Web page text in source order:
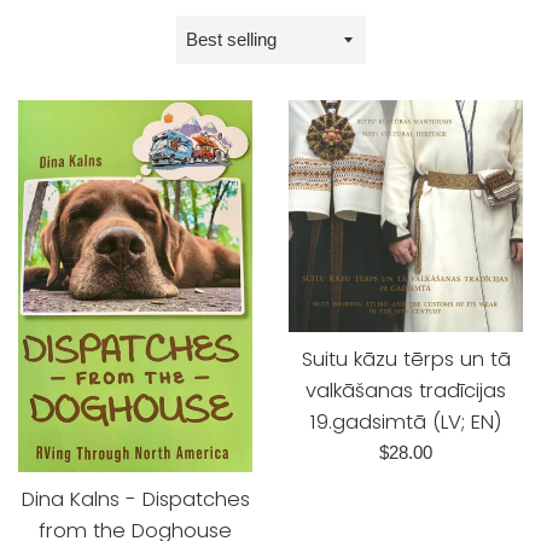
Sort
Dina Kalns - Dispatches
from the Doghouse
Suitu kāzu tērps un tā
valkāšanas tradīcijas
19.gadsimtā (LV; EN)
Regular
$28.00